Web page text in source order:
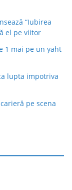
“Iubirea
el pe viitor
1 mai pe un yaht
lupta impotriva
pe scena